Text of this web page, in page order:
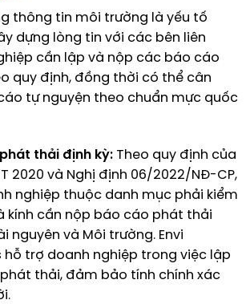
thông tin môi trường là yếu tố
dựng lòng tin với các bên liên
cần lập và nộp các báo cáo
quy định, đồng thời có thể cân
tự nguyện theo chuẩn mực quốc
thải định kỳ: Theo quy định của
2020 và Nghị định 06/2022/NĐ-CP,
nghiệp thuộc danh mục phải kiểm
kính cần nộp báo cáo phát thải
nguyên và Môi trường. Envi
hỗ trợ doanh nghiệp trong việc lập
thải, đảm bảo tính chính xác